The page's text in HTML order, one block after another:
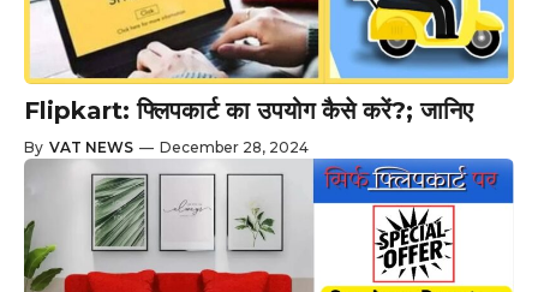
Flipkart: फ्लिपकार्ट का उपयोग कैसे करें?; जानिए
By VAT NEWS — December 28, 2024